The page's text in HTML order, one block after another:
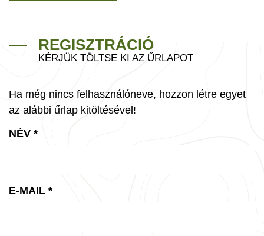
REGISZTRÁCIÓ
KÉRJÜK TÖLTSE KI AZ ŰRLAPOT
Ha még nincs felhasználóneve, hozzon létre egyet
az alábbi űrlap kitöltésével!
NÉV *
E-MAIL *